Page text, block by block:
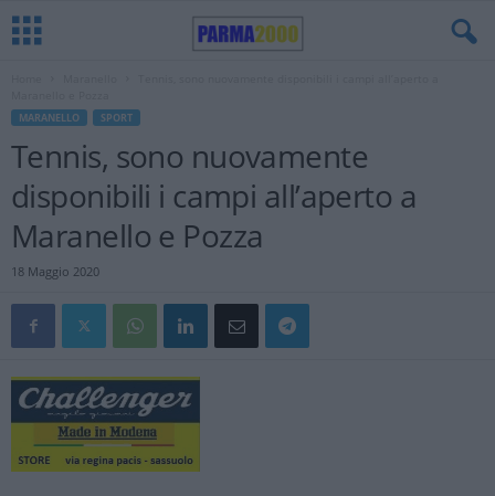
MARANELLO SPORT
Tennis, sono nuovamente
disponibili i campi all’aperto a
Maranello e Pozza
18 Maggio 2020